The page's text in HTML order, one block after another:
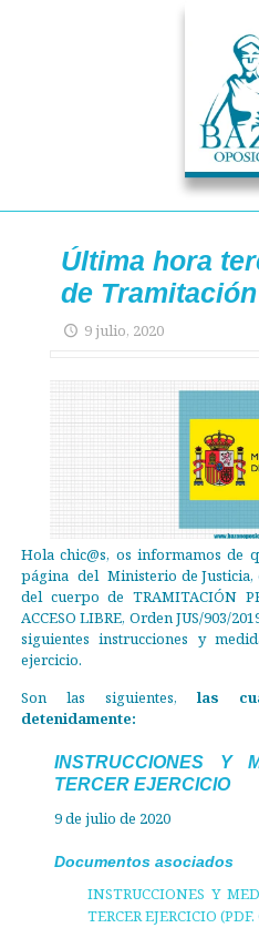
Última hora
de
9 julio, 2020
Hola chic@s, os informamos de
página del Ministerio de Justicia,
del cuerpo de TRAMITACIÓN
ACCESO LIBRE, Orden JUS/903/
siguientes instrucciones y
ejercicio.
Son las siguientes, las
detenidamente:
INSTRUCCIONES Y
TERCER EJERCICIO
9 de julio de 2020
Documentos asociados
INSTRUCCIONES Y
TERCER EJERCICIO (PDF.